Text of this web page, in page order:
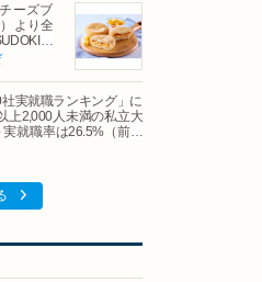
ーズブ
より全
で
実就職ランキング」に
上2,000人未満の私立大
就職率は26.5%（前年
私立大学でも10位にラ